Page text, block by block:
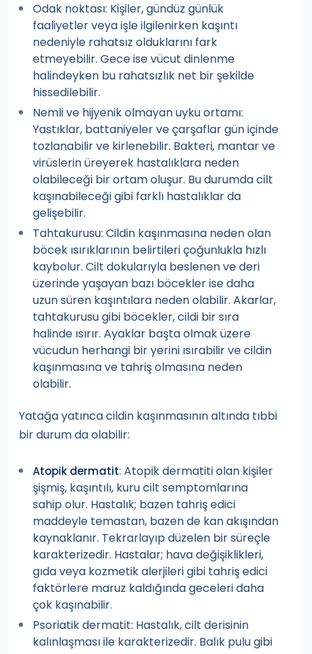
Odak noktası: Kişiler, gündüz günlük
faaliyetler veya işle ilgilenirken kaşıntı
nedeniyle rahatsız olduklarını fark
etmeyebilir. Gece ise vücut dinlenme
halindeyken bu rahatsızlık net bir şekilde
hissedilebilir.
Nemli ve hijyenik olmayan uyku ortamı:
Yastıklar, battaniyeler ve çarşaflar gün içinde
tozlanabilir ve kirlenebilir. Bakteri, mantar ve
virüslerin üreyerek hastalıklara neden
olabileceği bir ortam oluşur. Bu durumda cilt
kaşınabileceği gibi farklı hastalıklar da
gelişebilir.
Tahtakurusu: Cildin kaşınmasına neden olan
böcek ısırıklarının belirtileri çoğunlukla hızlı
kaybolur. Cilt dokularıyla beslenen ve deri
üzerinde yaşayan bazı böcekler ise daha
uzun süren kaşıntılara neden olabilir. Akarlar,
tahtakurusu gibi böcekler, cildi bir sıra
halinde ısırır. Ayaklar başta olmak üzere
vücudun herhangi bir yerini ısırabilir ve cildin
kaşınmasına ve tahriş olmasına neden
olabilir.
Yatağa yatınca cildin kaşınmasının altında tıbbi
bir durum da olabilir:
Atopik dermatit: Atopik dermatiti olan kişiler
şişmiş, kaşıntılı, kuru cilt semptomlarına
sahip olur. Hastalık; bazen tahriş edici
maddeyle temastan, bazen de kan akışından
kaynaklanır. Tekrarlayıp düzelen bir süreçle
karakterizedir. Hastalar; hava değişiklikleri,
gıda veya kozmetik alerjileri gibi tahriş edici
faktörlere maruz kaldığında geceleri daha
çok kaşınabilir.
Psoriatik dermatit: Hastalık, cilt derisinin
kalınlaşması ile karakterizedir. Balık pulu gibi